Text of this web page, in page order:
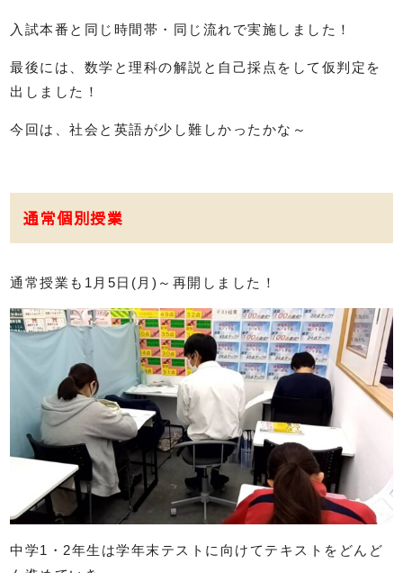
入試本番と同じ時間帯・同じ流れで実施しました！
最後には、数学と理科の解説と自己採点をして仮判定を
出しました！
今回は、社会と英語が少し難しかったかな～
通常個別授業
通常授業も1月5日(月)～再開しました！
中学1・2年生は学年末テストに向けてテキストをどんど